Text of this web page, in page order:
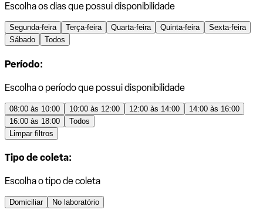
Escolha os dias que possui disponibilidade
Segunda-feira Terça-feira Quarta-feira Quinta-feira
Sexta-feira
Sábado
Todos
Período:
Escolha o período que possui disponibilidade
08:00 às 10:00 10:00 às 12:00 12:00 às 14:00
14:00 às 16:00
16:00 às 18:00
Todos
Limpar filtros
Tipo de coleta:
Escolha o tipo de coleta
Domiciliar No laboratório